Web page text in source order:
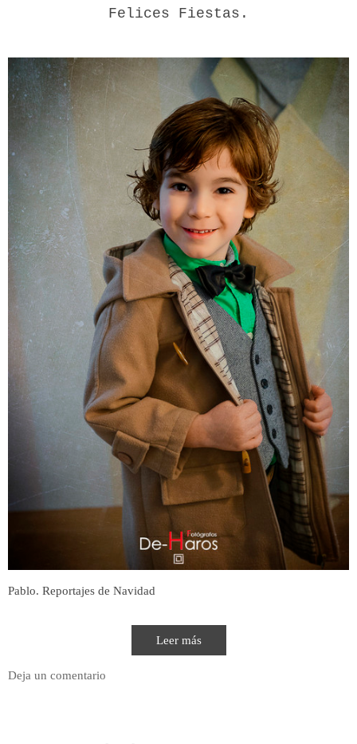
Felices Fiestas.
Pablo. Reportajes de Navidad
Leer más
Deja un comentario